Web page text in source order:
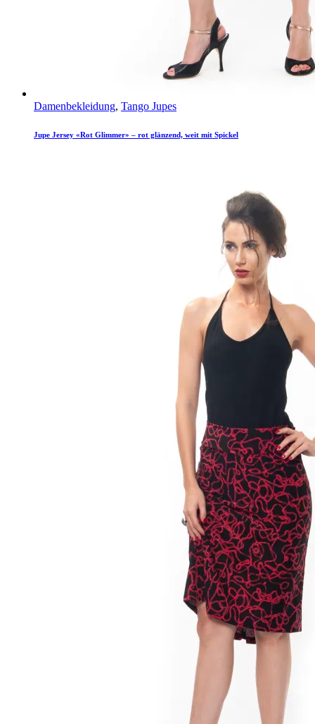
Damenbekleidung, Tango Jupes
Jupe Jersey «Rot Glimmer» – rot glänzend, weit mit Spickel